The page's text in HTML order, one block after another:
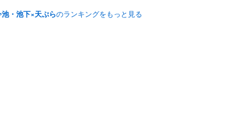
・池下×天ぷらのランキングをもっと見る